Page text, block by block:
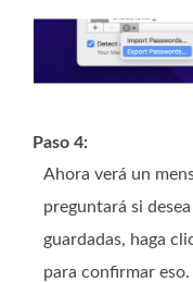
Paso 4:
Ahora verá un
preguntará si
guardadas, haga
para confirmar eso.